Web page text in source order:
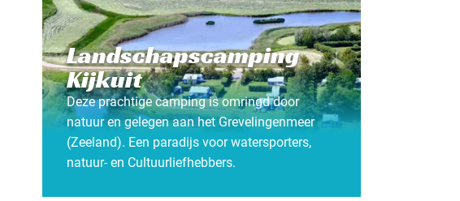
Landschapscamping
Kijkuit
Deze prachtige camping is omringd door
natuur en gelegen aan het Grevelingenmeer
(Zeeland). Een paradijs voor watersporters,
natuur- en Cultuurliefhebbers.